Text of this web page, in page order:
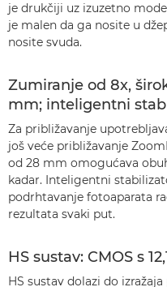
je drukčiji uz izuzetno
je malen da ga nosite u
nosite svuda.
Zumiranje od 8x,
mm; inteligentni
Za približavanje
još veće približavanje
od 28 mm omogućava
kadar. Inteligentni
podrhtavanje fotoaparata
rezultata svaki put.
HS sustav: CMOS s
HS sustav dolazi do